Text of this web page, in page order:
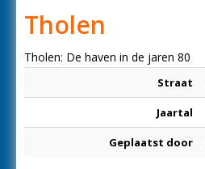
Tholen
Tholen: De haven in de jaren 80
Straat
Jaartal
Geplaatst door